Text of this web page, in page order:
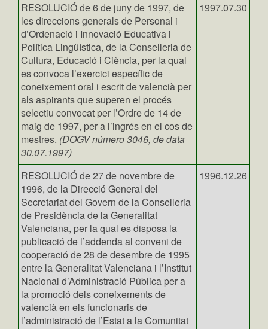
RESOLUCIÓ de 6 de juny de 1997, de
les direccions generals de Personal i
d’Ordenació i Innovació Educativa i
Política Lingüística, de la Conselleria de
Cultura, Educació i Ciència, per la qual
es convoca l’exercici específic de
coneixement oral i escrit de valencià per
als aspirants que superen el procés
selectiu convocat per l’Ordre de 14 de
maig de 1997, per a l’ingrés en el cos de
mestres. (DOGV número 3046, de data
30.07.1997)
1997.07.30
RESOLUCIÓ de 27 de novembre de
1996, de la Direcció General del
Secretariat del Govern de la Conselleria
de Presidència de la Generalitat
Valenciana, per la qual es disposa la
publicació de l’addenda al conveni de
cooperació de 28 de desembre de 1995
entre la Generalitat Valenciana i l’Institut
Nacional d’Administració Pública per a
la promoció dels coneixements de
valencià en els funcionaris de
l’administració de l’Estat a la Comunitat
1996.12.26